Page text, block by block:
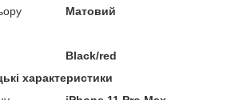
Матовий
Black/red
характеристики